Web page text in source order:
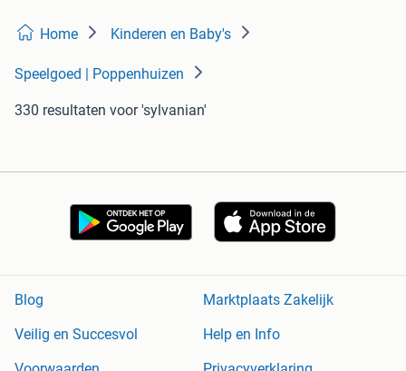
Home Kinderen en Baby's
Speelgoed | Poppenhuizen
330 resultaten voor 'sylvanian'
Blog
Marktplaats Zakelijk
Veilig en Succesvol
Help en Info